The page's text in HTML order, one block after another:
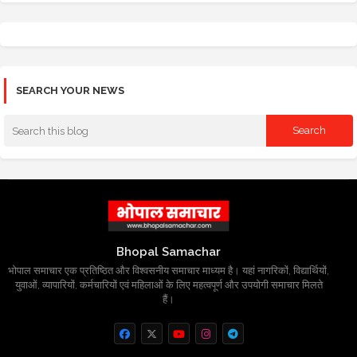
SEARCH YOUR NEWS
Bhopal Samachar
भोपाल समाचार एक प्रतिष्ठित और विश्वसनीय समाचार माध्यम है। यहां नागरिकों, विद्यार्थियों,
युवाओं, व्यापारियों, कर्मचारियों एवं महिलाओं के लिए महत्वपूर्ण और उपयोगी समाचार मिलते
हैं।